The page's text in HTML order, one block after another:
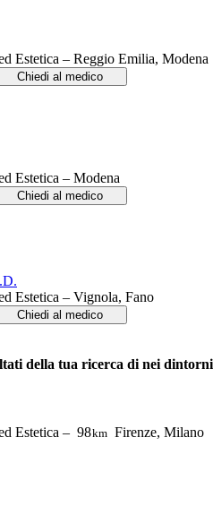
Estetica – Reggio Emilia, Modena
Chiedi al medico
Estetica – Modena
Chiedi al medico
Estetica – Vignola, Fano
Chiedi al medico
della tua ricerca di nei
Estetica – 98km Firenze, Milano